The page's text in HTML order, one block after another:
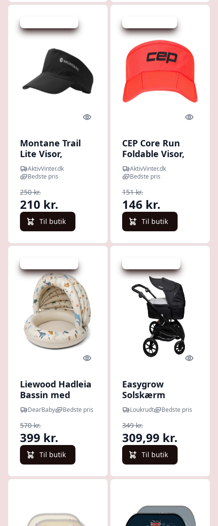
Quick look
Montane Trail
Lite Visor,
solskærm, sort
AktivVinter.dk
Bedste pris
250 kr.
210 kr.
Til butik
Quick
CEP Core Run
Foldable Visor,
solskærm, neon
AktivVinter.dk
Bedste pris
151 kr.
146 kr.
Til butik
Quick look
Liewood Hadleia
Bassin med
Solskærm Ø 108
cm
DearBaby Bedste pris
570 kr.
399 kr.
Til butik
Quick
Easygrow
Solskærm
Loukrudt Bedste pris
349 kr.
309,99 kr.
Til butik